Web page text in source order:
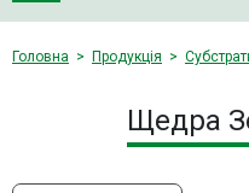
Головна
Продукція
Головна Продукція
Щедра